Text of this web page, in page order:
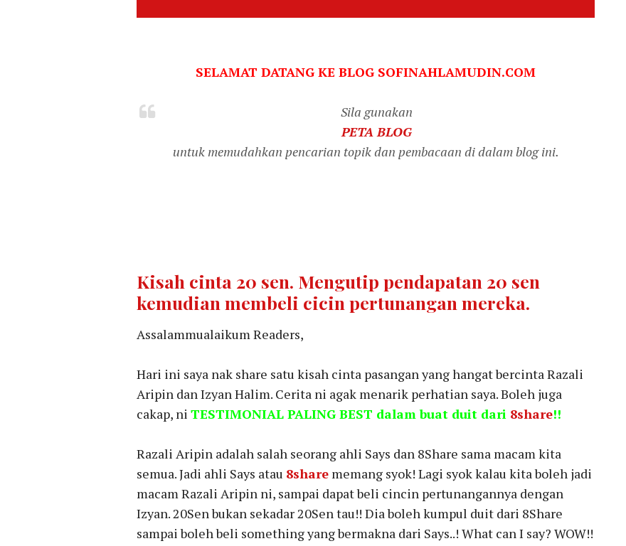
SELAMAT DATANG KE BLOG SOFINAHLAMUDIN.COM
Sila gunakan
PETA BLOG
untuk memudahkan pencarian topik dan pembacaan di dalam blog ini.
Kisah cinta 20 sen. Mengutip pendapatan 20 sen
kemudian membeli cicin pertunangan mereka.
Assalammualaikum Readers,
Hari ini saya nak share satu kisah cinta pasangan yang hangat bercinta Razali
Aripin dan Izyan Halim. Cerita ni agak menarik perhatian saya. Boleh juga
cakap, ni TESTIMONIAL PALING BEST dalam buat duit dari 8share!!
Razali Aripin adalah salah seorang ahli Says dan 8Share sama macam kita
semua. Jadi ahli Says atau 8share memang syok! Lagi syok kalau kita boleh jadi
macam Razali Aripin ni, sampai dapat beli cincin pertunangannya dengan
Izyan. 20Sen bukan sekadar 20Sen tau!! Dia boleh kumpul duit dari 8Share
sampai boleh beli something yang bermakna dari Says..! What can I say? WOW!!